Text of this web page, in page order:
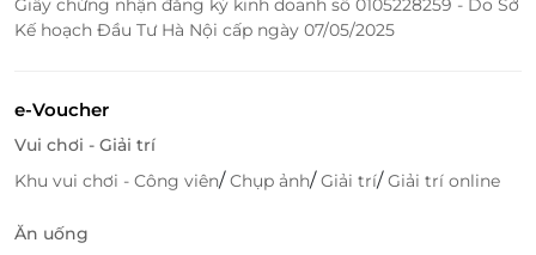
cấp các voucher giảm giá cho các dịch vụ, sản phẩm
chất lượng với mức giá hợp lý, LifeLink cung cấp các
gói ưu đãi hấp dẫn cho nhiều loại dịch vụ làm đẹp,
bao gồm cả dịch vụ tại Chang Nails - một địa chỉ làm
làm nails, gội đầu, làm mi chuyên nghiệp.
Giấy chứng nhận đăng ký kinh doanh số 0105228259 - Do Sở
Kế hoạch Đầu Tư Hà Nội cấp ngày 07/05/2025
e-Voucher
Vui chơi - Giải trí
Khu vui chơi - Công viên/Chụp ảnh/Giải trí/Giải trí online
Ăn uống